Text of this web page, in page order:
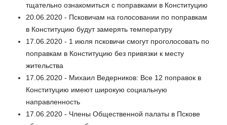
тщательно ознакомиться с поправками в Конституцию
20.06.2020 - Псковичам на голосовании по поправкам
в Конституцию будут замерять температуру
17.06.2020 - 1 июля псковичи смогут проголосовать по
поправкам в Конституцию без привязки к месту
жительства
17.06.2020 - Михаил Ведерников: Все 12 поправок в
Конституцию имеют широкую социальную
направленность
17.06.2020 - Члены Общественной палаты в Пскове